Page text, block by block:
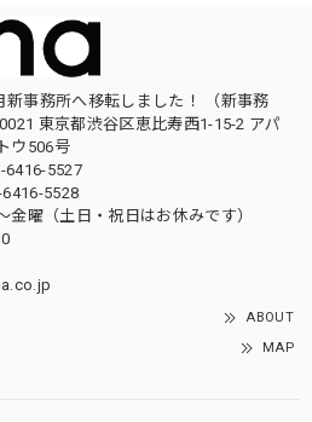
事務所へ移転しました！ （新事務
東京都渋谷区恵比寿西1-15-2 アパ
ウ506号
6416-5527
5528
金曜（土日・祝日はお休みです）
ABOUT
MAP